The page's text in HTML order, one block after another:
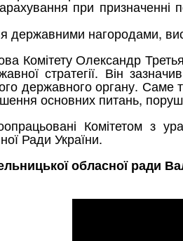
при призначенні
державними нагородами,
Комітету Олександр
стратегії. Він
державного органу.
основних питань,
Комітетом з
Ради України.
обласної ради